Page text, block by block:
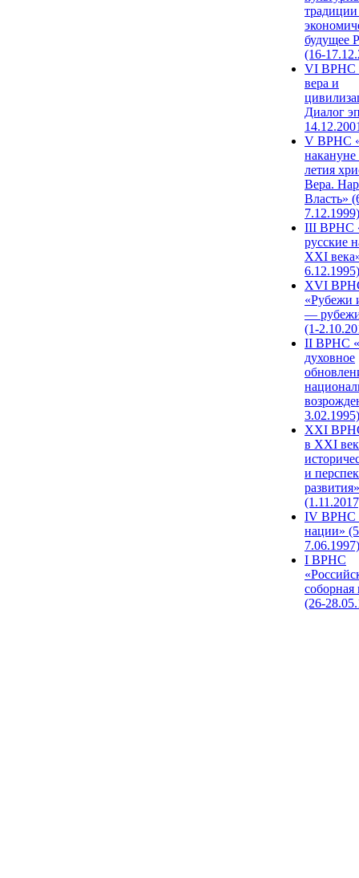
будущее
(16-
VI ВРНС
вера и
Диалог
V ВРНС
накануне
летия
Вера.
Власть»
7.12.1999)
III ВРНС
русские
XXI
6.12.1995)
XVI
«Рубежи
—
(1-
II ВРНС
духовное
3.02.1995)
XХI
в XXI
и
развития»
IV ВРНС
нации»
7.06.1997)
I ВРНС
(26-